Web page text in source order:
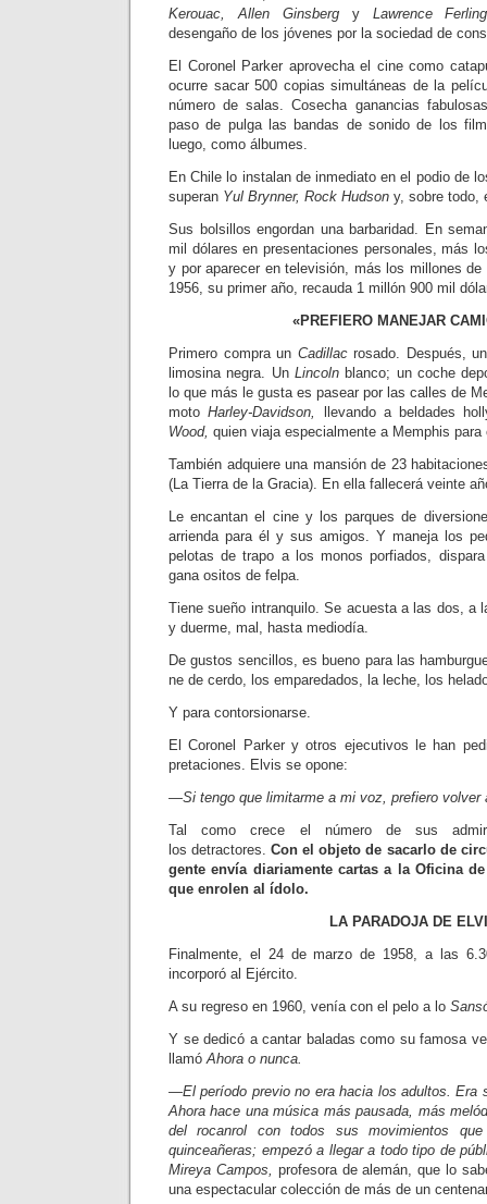
Kerouac, Allen Ginsbergy Lawrence
desengaño de los jóvenes por la sociedad de
El Coronel Parker aprovecha el ci­ne como
ocurre sacar 500 copias simultáneas de la
nú­mero de salas. Cosecha ganancias
paso de pulga las bandas de sonido de los
luego, como álbumes.
En Chile lo instalan de inmediato en el podio de
superan Yul Brynner, Rock Hudson y, sobre todo,
Sus bolsillos engordan una barba­ridad. En
mil dólares en presentaciones per­sonales, más
y por aparecer en televisión, más los millones
1956, su primer año, recauda 1 millón 900 mil
«PREFIERO MANEJAR
Primero compra un Cadillac rosa­do. Después,
limosina negra. Un Lincoln blanco; un coche
lo que más le gusta es pasear por las ca­lles de
motoHarley-Davidson,
llevando a bel­dades
Wood, quien viaja especialmente a Mem­phis
También adquiere una mansión de 23
(La Tierra de la Gracia). En ella fa­llecerá veinte
Le encantan el cine y los parques de
arrien­da para él y sus amigos. Y maneja los
pelotas de tra­po a los monos porfiados,
gana ositos de felpa.
Tiene sueño intranquilo. Se acuesta a las dos, a
y duerme, mal, hasta mediodía.
De gustos sencillos, es bueno para las
ne de cerdo, los emparedados, la leche, los
Y para contorsionarse.
El Coronel Parker y otros ejecuti­vos le han
pretaciones. Elvis se opone:
—Si tengo que limitarme a mi voz, prefiero volver
Tal como crece el número de sus
los detractores.Con el objeto de sacarlo de
gente envía diariamente cartas a la Oficina
que enrolen al ídolo.
LA PARADOJA DE
Finalmente, el 24 de marzo de 1958, a las
incorporó al Ejército.
A su regreso en 1960, venía con el pelo a lo
Y se dedicó a cantar baladas como su famosa
llamóAhora o nunca.
—El período previo no era hacia los adultos. Era
Ahora hace una música más pausada, más
del rocanrol con todos sus movimientos
quinceañeras; em­pezó a llegar a todo tipo de
Mireya Campos, profesora de alemán, que lo
una espectacular co­lección de más de un